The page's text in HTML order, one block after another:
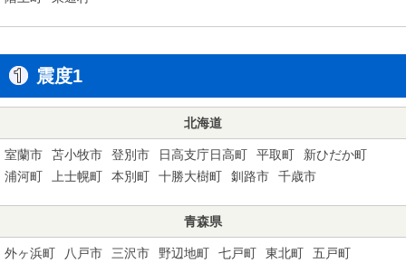
震度1
北海道
室蘭市 苫小牧市 登別市 日高支庁日高町 平取町
新ひだか町
浦河町
上士幌町 本別町 十勝大樹町 釧路市 千歳市
青森県
外ヶ浜町 八戸市 三沢市 野辺地町 七戸町 東北町
五戸町